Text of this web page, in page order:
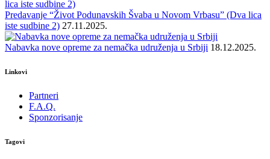
Predavanje “Život Podunavskih Švaba u Novom Vrbasu” (Dva lica
iste sudbine 2) 27.11.2025.
Nabavka nove opreme za nemačka udruženja u Srbiji 18.12.2025.
Linkovi
Partneri
F.A.Q.
Sponzorisanje
Tagovi